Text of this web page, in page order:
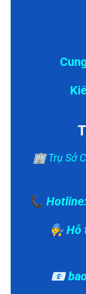
🏢 Trụ Sở
📞
👨‍🔧
📧